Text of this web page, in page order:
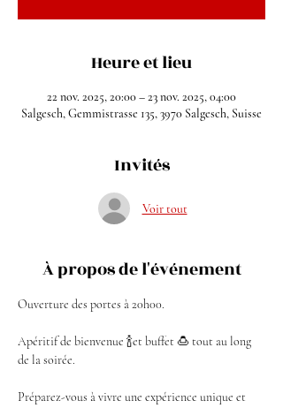
Heure et lieu
22 nov. 2025, 20:00 – 23 nov. 2025, 04:00
Salgesch, Gemmistrasse 135, 3970 Salgesch, Suisse
Invités
Voir tout
À propos de l'événement
Ouverture des portes à 20h00.
Apéritif de bienvenue 🍾et buffet 🍮 tout au long
de la soirée.
Préparez-vous à vivre une expérience unique et